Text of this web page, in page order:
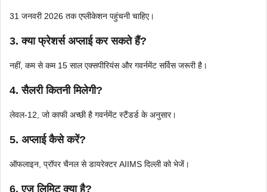
31 जनवरी 2026 तक एप्लीकेशन पहुंचनी चाहिए।
3. क्या फ्रेशर्स अप्लाई कर सकते हैं?
नहीं, कम से कम 15 साल एक्सपीरियंस और गवर्नमेंट सर्विस जरूरी है।
4. सैलरी कितनी मिलेगी?
लेवल-12, जो काफी अच्छी है गवर्नमेंट स्टैंडर्ड के अनुसार।
5. अप्लाई कैसे करें?
ऑफलाइन, प्रॉपर चैनल से डायरेक्टर AIIMS दिल्ली को भेजें।
6. एज लिमिट क्या है?